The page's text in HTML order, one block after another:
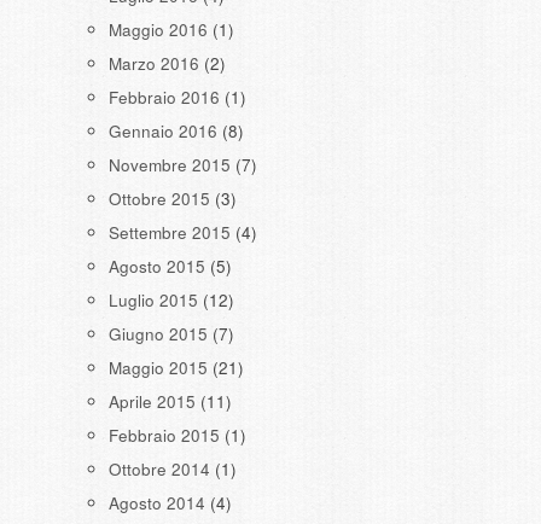
Maggio 2016 (1)
Marzo 2016 (2)
Febbraio 2016 (1)
Gennaio 2016 (8)
Novembre 2015 (7)
Ottobre 2015 (3)
Settembre 2015 (4)
Agosto 2015 (5)
Luglio 2015 (12)
Giugno 2015 (7)
Maggio 2015 (21)
Aprile 2015 (11)
Febbraio 2015 (1)
Ottobre 2014 (1)
Agosto 2014 (4)